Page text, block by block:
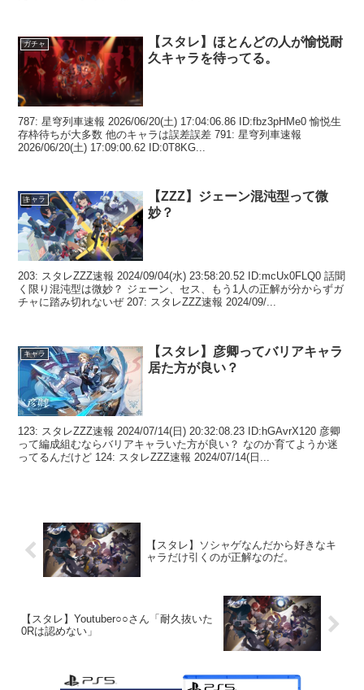
ガチャ
【スタレ】ほとんどの人が愉悦耐
久キャラを待ってる。
787: 星穹列車速報 2026/06/20(土) 17:04:06.86 ID:fbz3pHMe0 愉悦生
存枠待ちが大多数 他のキャラは誤差誤差 791: 星穹列車速報
2026/06/20(土) 17:09:00.62 ID:0T8KG...
キャラ
【ZZZ】ジェーン混沌型って微
妙？
203: スタレZZZ速報 2024/09/04(水) 23:58:20.52 ID:mcUx0FLQ0 話聞
く限り混沌型は微妙？ ジェーン、セス、もう1人の正解が分からずガ
チャに踏み切れないぜ 207: スタレZZZ速報 2024/09/...
キャラ
【スタレ】彦卿ってバリアキャラ
居た方が良い？
123: スタレZZZ速報 2024/07/14(日) 20:32:08.23 ID:hGAvrX120 彦卿
って編成組むならバリアキャラいた方が良い？ なのか育てようか迷
ってるんだけど 124: スタレZZZ速報 2024/07/14(日...
【スタレ】ソシャゲなんだから好きなキ
ャラだけ引くのが正解なのだ。
【スタレ】Youtuber○○さん「耐久抜いた
0Rは認めない」